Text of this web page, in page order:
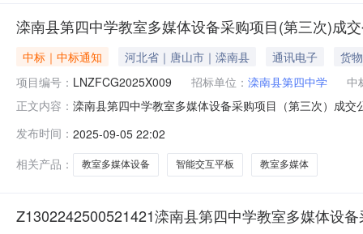
滦南县第四中学教室多媒体设备采购项目(第三次)成
中标｜中标通知 河北省｜唐山市｜滦南县 通讯电子
货物
项目编号： LNZFCG2025X009 招标单位： 滦南县第四中学
中
正文内容： 滦南县第四中学教室多媒体设备采购项目（第三次）成
货物品牌规格型号数量单价中标金额下浮率费率优惠率
有限，详见分
发布时间： 2025-09-05 22:02
相关产品：
教室多媒体设备 智能交互平板 教室多媒体
Z1302242500521421滦南县第四中学教室多媒体设